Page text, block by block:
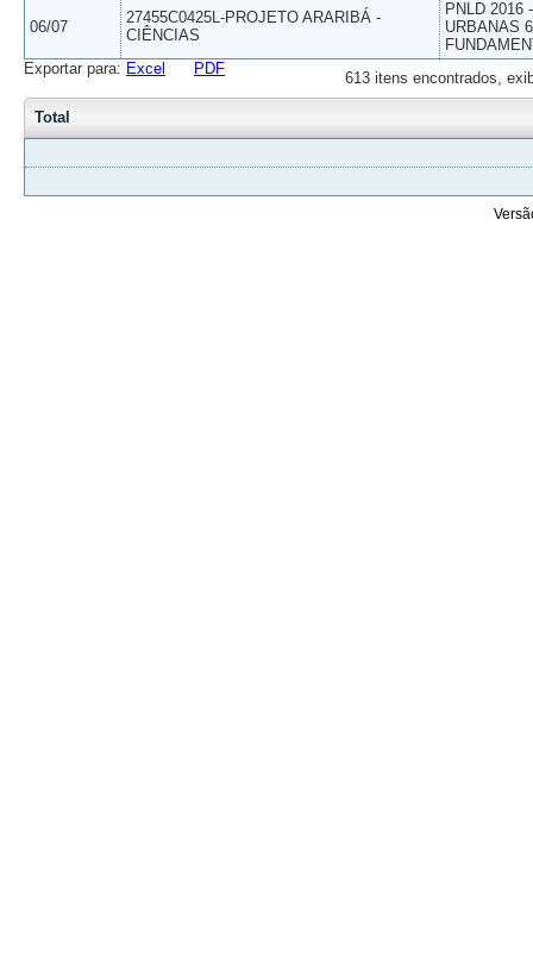
06/07
27455C0425L-PROJETO ARARIBÁ -
CIÊNCIAS
PNLD 2016
URBANAS
613 itens encontrados,
Exportar para: Excel PDF
Total